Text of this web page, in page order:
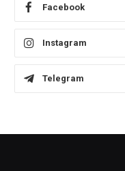
Facebook
Instagram
Telegram